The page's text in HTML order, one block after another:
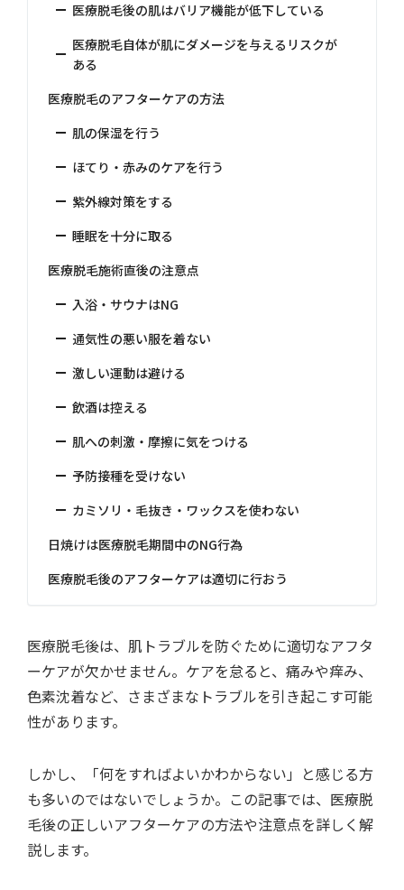
医療脱毛後の肌はバリア機能が低下している
医療脱毛自体が肌にダメージを与えるリスクが
ある
医療脱毛のアフターケアの方法
肌の保湿を行う
ほてり・赤みのケアを行う
紫外線対策をする
睡眠を十分に取る
医療脱毛施術直後の注意点
入浴・サウナはNG
通気性の悪い服を着ない
激しい運動は避ける
飲酒は控える
肌への刺激・摩擦に気をつける
予防接種を受けない
カミソリ・毛抜き・ワックスを使わない
日焼けは医療脱毛期間中のNG行為
医療脱毛後のアフターケアは適切に行おう
医療脱毛後は、肌トラブルを防ぐために適切なアフタ
ーケアが欠かせません。ケアを怠ると、痛みや痒み、
色素沈着など、さまざまなトラブルを引き起こす可能
性があります。
しかし、「何をすればよいかわからない」と感じる方
も多いのではないでしょうか。この記事では、医療脱
毛後の正しいアフターケアの方法や注意点を詳しく解
説します。